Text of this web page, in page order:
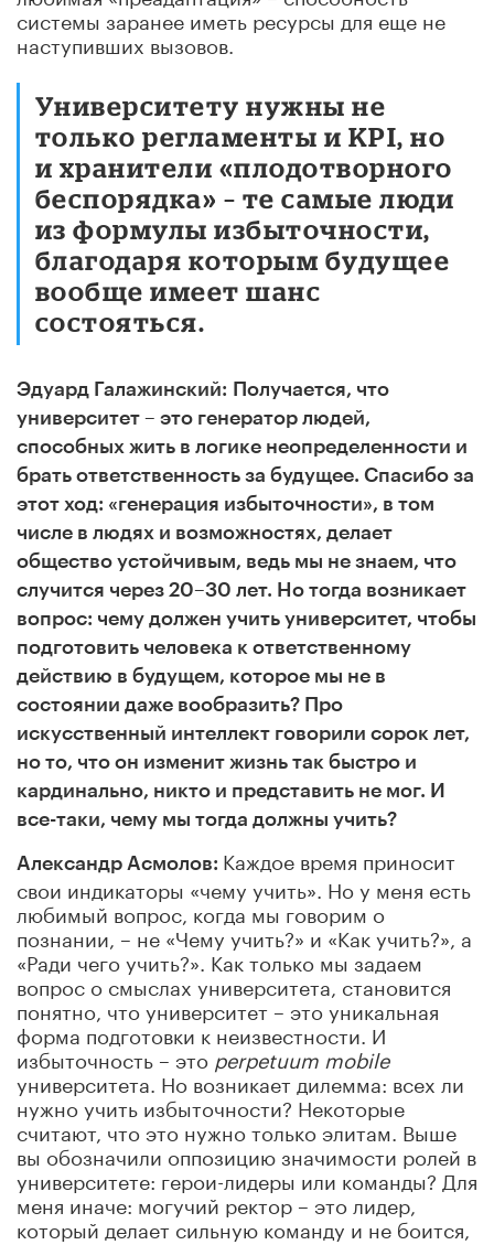
системы заранее иметь ресурсы для еще не
наступивших вызовов.
Университету нужны не
только регламенты и KPI, но
и хранители «плодотворного
беспорядка» – те самые люди
из формулы избыточности,
благодаря которым будущее
вообще имеет шанс
состояться.
Эдуард Галажинский: Получается, что
университет – это генератор людей,
способных жить в логике неопределенности и
брать ответственность за будущее. Спасибо за
этот ход: «генерация избыточности», в том
числе в людях и возможностях, делает
общество устойчивым, ведь мы не знаем, что
случится через 20–30 лет. Но тогда возникает
вопрос: чему должен учить университет, чтобы
подготовить человека к ответственному
действию в будущем, которое мы не в
состоянии даже вообразить? Про
искусственный интеллект говорили сорок лет,
но то, что он изменит жизнь так быстро и
кардинально, никто и представить не мог. И
все-таки, чему мы тогда должны учить?
Александр Асмолов: Каждое время приносит
свои индикаторы «чему учить». Но у меня есть
любимый вопрос, когда мы говорим о
познании, – не «Чему учить?» и «Как учить?», а
«Ради чего учить?». Как только мы задаем
вопрос о смыслах университета, становится
понятно, что университет – это уникальная
форма подготовки к неизвестности. И
избыточность – это perpetuum mobile
университета. Но возникает дилемма: всех ли
нужно учить избыточности? Некоторые
считают, что это нужно только элитам. Выше
вы обозначили оппозицию значимости ролей в
университете: герои-лидеры или команды? Для
меня иначе: могучий ректор – это лидер,
который делает сильную команду и не боится,